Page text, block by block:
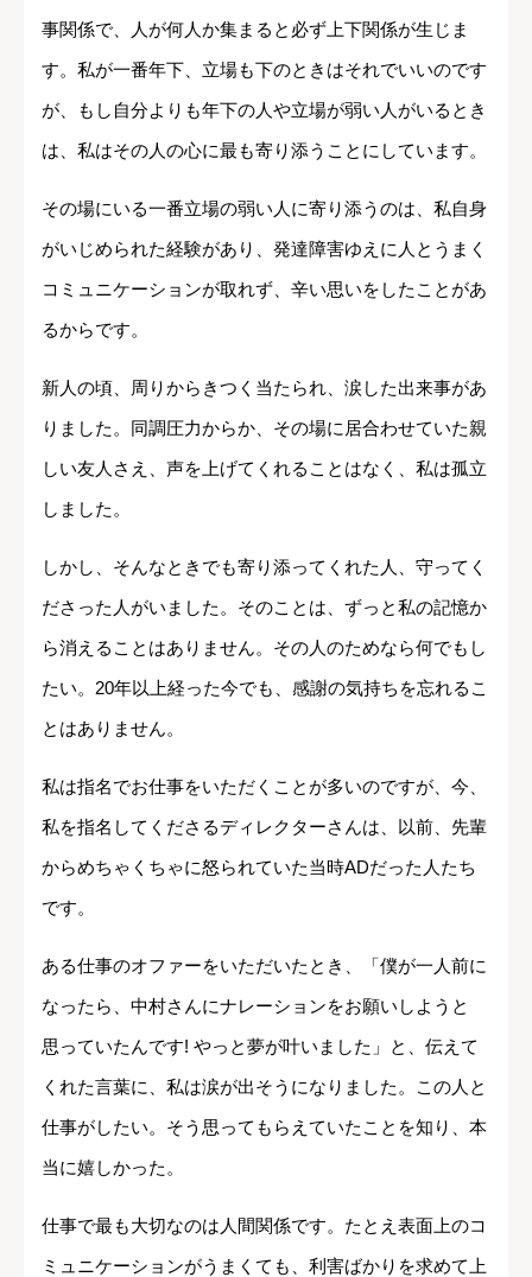
事関係で、人が何人か集まると必ず上下関係が生じま
す。私が一番年下、立場も下のときはそれでいいのです
が、もし自分よりも年下の人や立場が弱い人がいるとき
は、私はその人の心に最も寄り添うことにしています。
その場にいる一番立場の弱い人に寄り添うのは、私自身
がいじめられた経験があり、発達障害ゆえに人とうまく
コミュニケーションが取れず、辛い思いをしたことがあ
るからです。
新人の頃、周りからきつく当たられ、涙した出来事があ
りました。同調圧力からか、その場に居合わせていた親
しい友人さえ、声を上げてくれることはなく、私は孤立
しました。
しかし、そんなときでも寄り添ってくれた人、守ってく
ださった人がいました。そのことは、ずっと私の記憶か
ら消えることはありません。その人のためなら何でもし
たい。20年以上経った今でも、感謝の気持ちを忘れるこ
とはありません。
私は指名でお仕事をいただくことが多いのですが、今、
私を指名してくださるディレクターさんは、以前、先輩
からめちゃくちゃに怒られていた当時ADだった人たち
です。
ある仕事のオファーをいただいたとき、「僕が一人前に
なったら、中村さんにナレーションをお願いしようと
思っていたんです! やっと夢が叶いました」と、伝えて
くれた言葉に、私は涙が出そうになりました。この人と
仕事がしたい。そう思ってもらえていたことを知り、本
当に嬉しかった。
仕事で最も大切なのは人間関係です。たとえ表面上のコ
ミュニケーションがうまくても、利害ばかりを求めて上